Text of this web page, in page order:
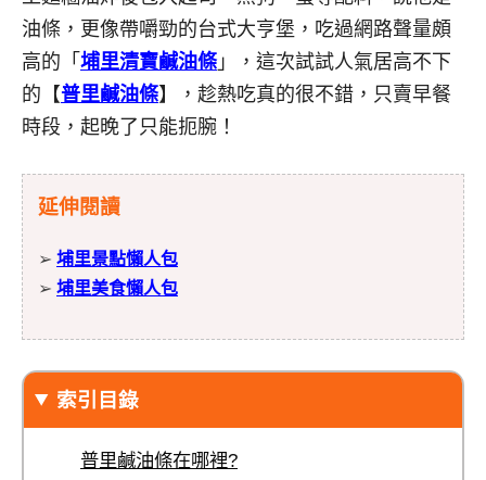
油條，更像帶嚼勁的台式大亨堡，吃過網路聲量頗
高的「 埔里清寶鹹油條 」，這次試試人氣居高不下
的【普里鹹油條】，趁熱吃真的很不錯，只賣早餐
時段，起晚了只能扼腕！
延伸閱讀
➢ 埔里景點懶人包
➢ 埔里美食懶人包
索引目錄
普里鹹油條在哪裡?